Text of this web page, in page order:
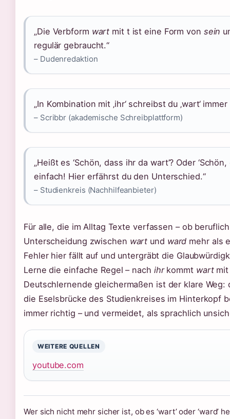
„Die Verbform wart mit t ist eine Form von sein
regulär gebraucht.“
– Dudenredaktion
„In Kombination mit ‚ihr‘ schreibst du ‚wart‘
– Scribbr (akademische Schreibplattform)
„Heißt es ‘Schön, dass ihr da wart’? Oder
einfach! Hier erfährst du den Unterschied.“
– Studienkreis (Nachhilfeanbieter)
Für alle, die im Alltag Texte verfassen – ob
Unterscheidung zwischen wart und ward mehr als
Fehler hier fällt auf und untergräbt die
Lerne die einfache Regel – nach ihrkommt wartmit
Deutschlernende gleichermaßen ist der klare
die Eselsbrücke des Studienkreises im Hinterkopf
immer richtig – und vermeidet, als sprachlich
WEITERE QUELLEN
youtube.com
Wer sich nicht mehr sicher ist, ob es ‘wart’ oder ‘ward’